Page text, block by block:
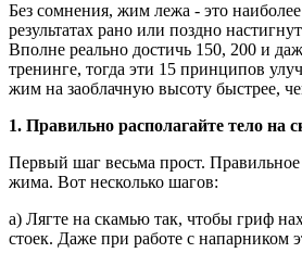
Без сомнения, жим лежа - это
результатах рано или поздно
Вполне реально достичь 150, 200 и
тренинге, тогда эти 15 принципов
жим на заоблачную высоту быстрее,
1. Правильно располагайте тело на
Первый шаг весьма прост. Правильное
жима. Вот несколько шагов:
а) Лягте на скамью так, чтобы гриф
стоек. Даже при работе с напарником